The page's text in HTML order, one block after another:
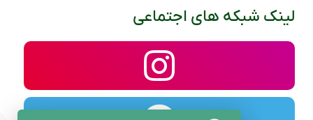
لینک شبکه های اجتماعی